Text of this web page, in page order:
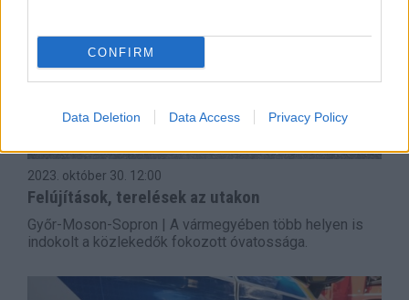
CONFIRM
Data Deletion Data Access Privacy Policy
2023. október 30. 12:00
Felújítások, terelések az utakon
Győr-Moson-Sopron | A vármegyében több helyen is
indokolt a közlekedők fokozott óvatossága.